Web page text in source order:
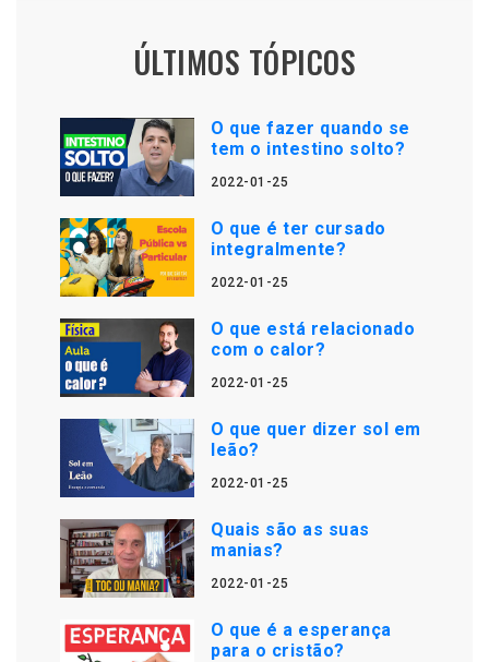
ÚLTIMOS TÓPICOS
O que fazer quando se
tem o intestino solto?
2022-01-25
O que é ter cursado
integralmente?
2022-01-25
O que está relacionado
com o calor?
2022-01-25
O que quer dizer sol em
leão?
2022-01-25
Quais são as suas
manias?
2022-01-25
O que é a esperança
para o cristão?